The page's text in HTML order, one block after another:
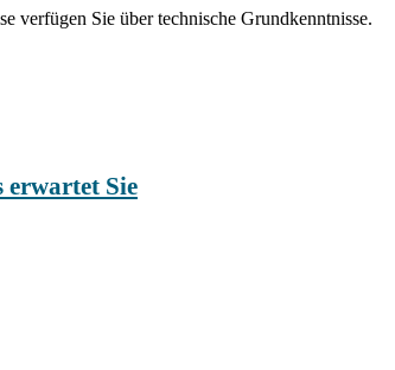
verfügen Sie über technische Grundkenntnisse.
erwartet Sie